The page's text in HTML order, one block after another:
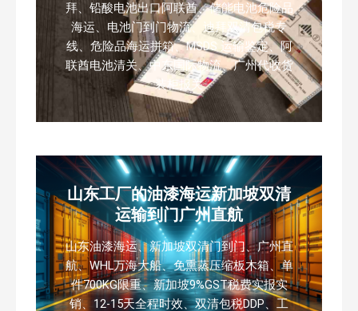
拜、铅酸电池出口阿联酋、储能电池危险品
海运、电池门到门物流、迪拜双清包税专
线、危险品海运拼箱、MSDS 运输鉴定、阿
联酋电池清关、中东国际物流、广州代收货
装柜报关
山东工厂的油漆海运新加坡双清
运输到门广州直航
山东油漆海运、新加坡双清门到门、广州直
航、WHL万海大船、免熏蒸压缩板木箱、单
件700KG限重、新加坡9%GST税费实报实
销、12-15天全程时效、双清包税DDP、工